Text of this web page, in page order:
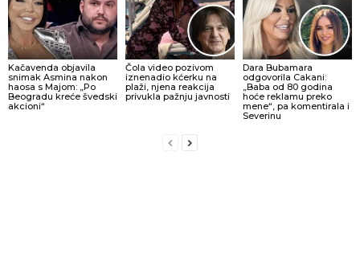
Kačavenda objavila
snimak Asmina nakon
haosa s Majom: „Po
Beogradu kreće švedski
akcioni“
Čola video pozivom
iznenadio kćerku na
plaži, njena reakcija
privukla pažnju javnosti
Dara Bubamara
odgovorila Cakani:
„Baba od 80 godina
hoće reklamu preko
mene“, pa komentirala i
Severinu